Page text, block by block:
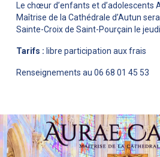
Le chœur d’enfants et d’adolescents
Maîtrise de la Cathédrale d’Autun
Sainte-Croix de Saint-Pourçain le
Tarifs : libre participation aux frais
Renseignements au 06 68 01 45 53